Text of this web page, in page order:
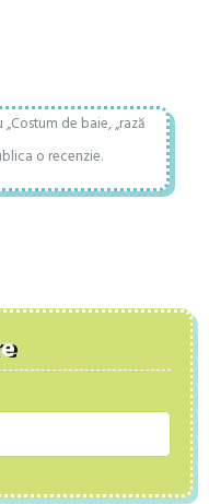
de baie, „rază
o recenzie.